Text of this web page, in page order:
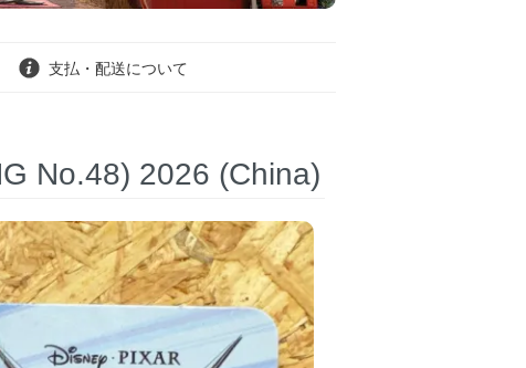
支払・配送について
No.48) 2026 (China)